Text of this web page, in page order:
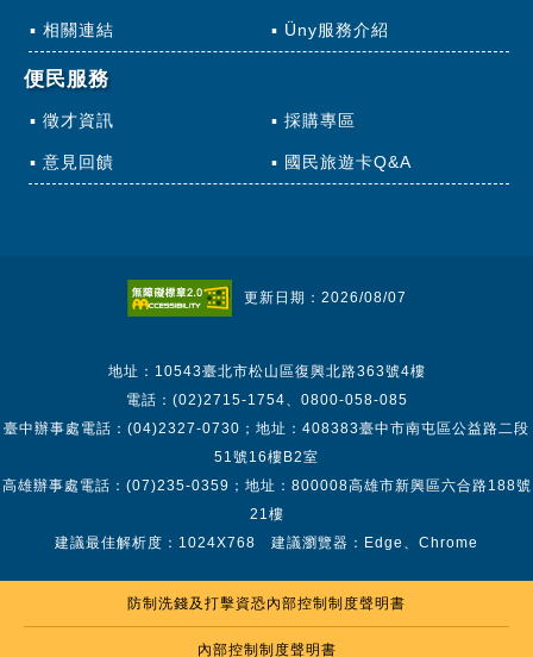
相關連結 Üny服務介紹
便民服務
徵才資訊 採購專區
意見回饋 國民旅遊卡Q&A
更新日期：2026/08/07
地址：10543臺北市松山區復興北路363號4樓
電話：(02)2715-1754、0800-058-085
臺中辦事處電話：(04)2327-0730；地址：408383臺中市南屯區公益路二段
51號16樓B2室
高雄辦事處電話：(07)235-0359；地址：800008高雄市新興區六合路188號
21樓
建議最佳解析度：1024X768 建議瀏覽器：Edge、Chrome
防制洗錢及打擊資恐內部控制制度聲明書
內部控制制度聲明書